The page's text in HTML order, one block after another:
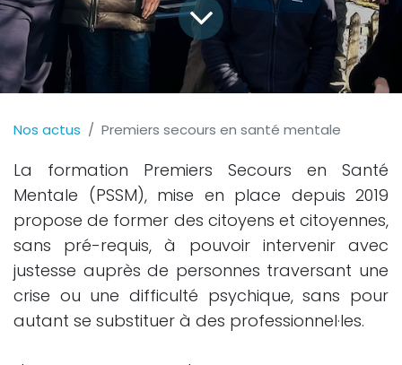
Nos actus Premiers secours en santé mentale
La formation Premiers Secours en Santé
Mentale (PSSM), mise en place depuis 2019
propose de former des citoyens et citoyennes,
sans pré-requis, à pouvoir intervenir avec
justesse auprès de personnes traversant une
crise ou une difficulté psychique, sans pour
autant se substituer à des professionnel·les.